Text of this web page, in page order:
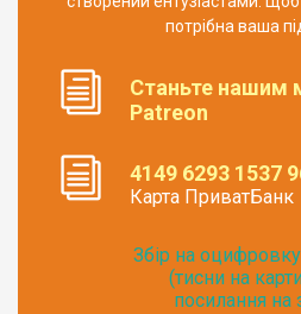
потрібна ваша
Станьте нашим
Patreon
4149 6293 1537
Карта ПриватБанк
Збір на
(тисни на
посилання на